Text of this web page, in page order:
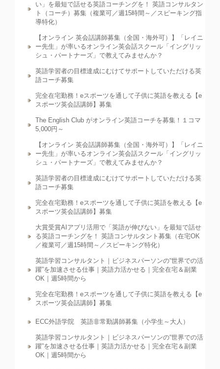
い」を最短で話せる英語コーチングを！ 英語コンサルタン
ト（コーチ）募集（複業可／週15時間～／スピーキング指
導特化）
【オンライン 英会話講師募集（全国・海外可）】「レイニ
ー先生」が率いるオンライン英会話スクール「イングリッ
シュ・パートナーズ」で教えてみませんか？
英語学習者の目標達成にむけてサポートしていただける英
語コーチ募集
完全在宅勤務！eスポーツを通して子供に英語を教える【e
スポーツ英会話講師】募集
The English Club がオンライン英語コーチを募集！１コマ
5,000円～
【オンライン 英会話講師募集（全国・海外可）】「レイニ
ー先生」が率いるオンライン英会話スクール「イングリッ
シュ・パートナーズ」で教えてみませんか？
英語学習者の目標達成にむけてサポートしていただける英
語コーチ募集
完全在宅勤務！eスポーツを通して子供に英語を教える【e
スポーツ英会話講師】募集
大賞受賞AIアプリ活用で「英語が伸びない」を最短で話せ
る英語コーチングを！ 英語コンサルタント募集（在宅OK
／複業可／週15時間～／スピーキング特化）
英語学習コンサルタント｜ビジネスパーソンの“世界での活
躍”を加速させる仕事｜英語力活かせる｜完全在宅＆副業
OK｜週5時間から
完全在宅勤務！eスポーツを通して子供に英語を教える【e
スポーツ英会話講師】募集
ECC外語学院 英語非常勤講師募集（小学生～大人）
英語学習コンサルタント｜ビジネスパーソンの“世界での活
躍”を加速させる仕事｜英語力活かせる｜完全在宅＆副業
OK｜週5時間から